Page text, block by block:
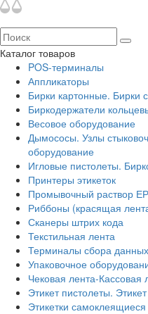
Каталог товаров
POS-терминалы
Аппликаторы
Бирки картонные. Бирки
Биркодержатели
Весовое оборудование
Дымососы. Узлы
оборудование
Игловые пистолеты.
Принтеры этикеток
Промывочный раствор
Риббоны (красящая
Сканеры штрих кода
Текстильная лента
Терминалы сбора данных
Упаковочное
Чековая лента-Кассовая
Этикет пистолеты.
Этикетки самоклеящиеся